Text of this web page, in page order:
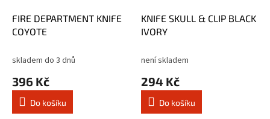
FIRE DEPARTMENT KNIFE
COYOTE
skladem do 3 dnů
396 Kč
Do košíku
KNIFE SKULL & CLIP BLACK
IVORY
není skladem
294 Kč
Do košíku